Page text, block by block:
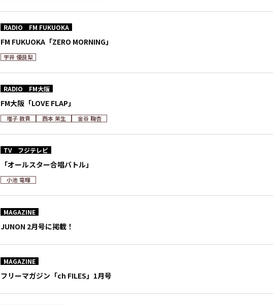
RADIO FM FUKUOKA
FM FUKUOKA「ZERO MORNING」
宇井 優良梨
RADIO FM大阪
FM大阪「LOVE FLAP」
増子 敦貴 西本 茉生 金谷 鞠杏
TV フジテレビ
「オールスター合唱バトル」
小池 竜暉
MAGAZINE
JUNON 2月号に掲載！
MAGAZINE
フリーマガジン「ch FILES」1月号